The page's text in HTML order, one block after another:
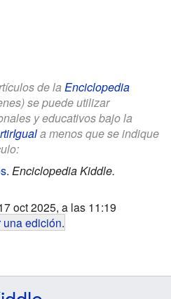
de la Enciclopedia
se puede utilizar
y educativos bajo la
a menos que se indique
. Enciclopedia Kiddle.
oct 2025, a las 11:19
una edición.